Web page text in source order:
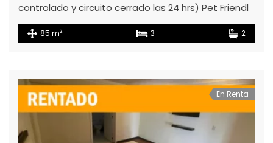
controlado y circuito cerrado las 24 hrs) Pet Friendl
85 m2 3 2
En Renta